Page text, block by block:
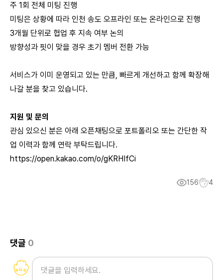
주 1회 전체 미팅 진행
미팅은 상황에 따라 인천 송도 오프라인 또는 온라인으로 진행
3개월 단위로 협업 후 지속 여부 논의
방향성과 핏이 맞을 경우 초기 멤버 전환 가능
서비스가 이미 운영되고 있는 만큼, 빠르게 개선하고 함께 확장해
나갈 분을 찾고 있습니다.
지원 및 문의
관심 있으신 분은 아래 오픈채팅으로 포트폴리오 또는 간단한 작
업 이력과 함께 연락 부탁드립니다.
https://open.kakao.com/o/gKRHIfCi
156 4
댓글 0